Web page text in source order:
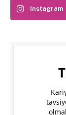
Instagram